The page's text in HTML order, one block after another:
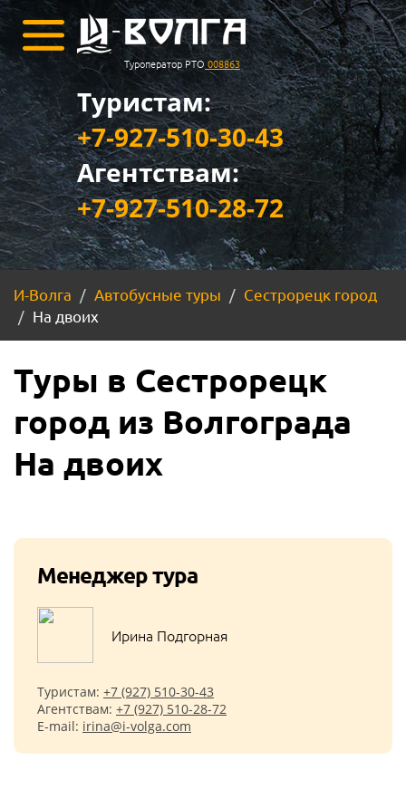
Туроператор РТО 008863
Туристам:
+7-927-510-30-43
Агентствам:
+7-927-510-28-72
И-Волга Автобусные туры
Сестрорецк город
На двоих
Туры в Сестрорецк
город из Волгограда
На двоих
Менеджер тура
Ирина Подгорная
Туристам: +7 (927) 510-30-43
Агентствам: +7 (927) 510-28-72
E-mail: irina@i-volga.com